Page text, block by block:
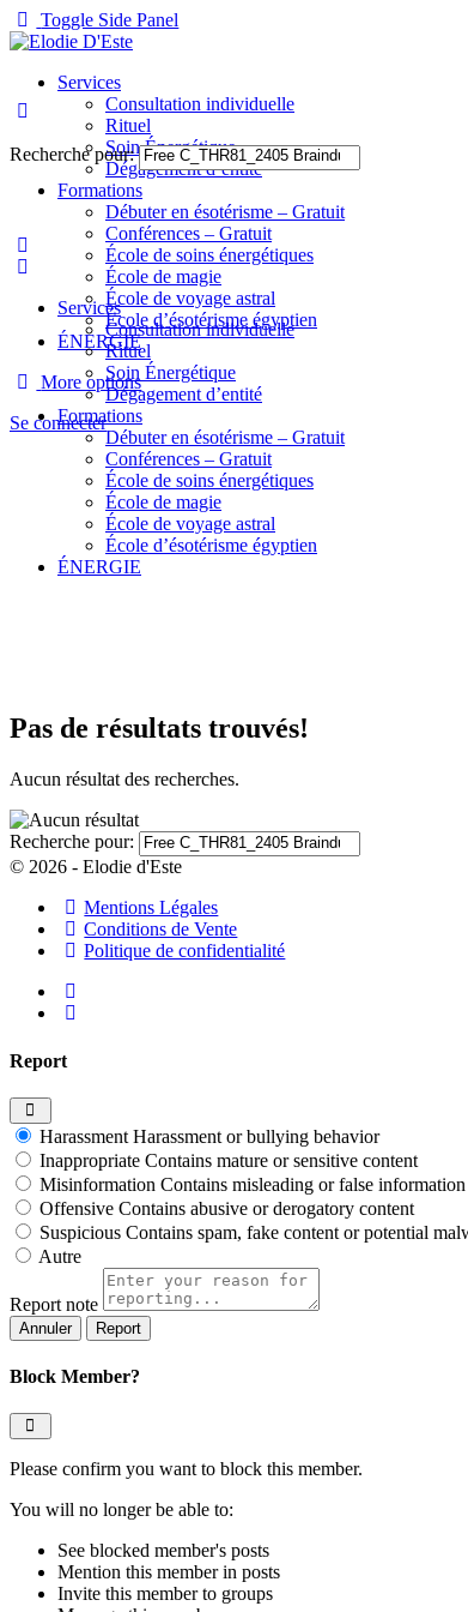
Toggle Side Panel
Services
Consultation individuelle
Rituel
Soin Énergétique
Dégagement d’entité
Formations
Débuter en ésotérisme – Gratuit
Conférences – Gratuit
École de soins énergétiques
École de magie
École de voyage astral
École d’ésotérisme égyptien
ÉNERGIE
More options
Se connecter
Recherche pour:
Services
Consultation individuelle
Rituel
Soin Énergétique
Dégagement d’entité
Formations
Débuter en ésotérisme – Gratuit
Conférences – Gratuit
École de soins énergétiques
École de magie
École de voyage astral
École d’ésotérisme égyptien
ÉNERGIE
Pas de résultats trouvés!
Aucun résultat des recherches.
Recherche pour:
© 2026 - Elodie d'Este
Mentions Légales
Conditions de Vente
Politique de confidentialité
Report
Harassment Harassment or bullying behavior
Inappropriate Contains mature or sensitive content
Misinformation Contains misleading or false information
Offensive Contains abusive or derogatory content
Suspicious Contains spam, fake content or potential
Autre
Report note
Report
Block Member?
Please confirm you want to block this member.
You will no longer be able to:
See blocked member's posts
Mention this member in posts
Invite this member to groups